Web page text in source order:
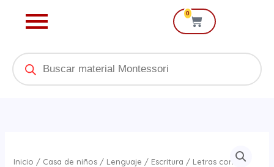
0
Cart
Products
search
Inicio / Casa de niños/ Lenguaje / Escritura / Letras con
con